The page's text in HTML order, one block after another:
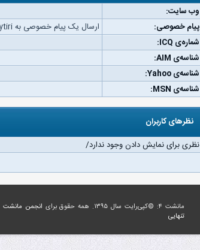
وب‌ سایت:
پیام خصوصی:
ارسال یک پیام خصوصی به neytiri.
شماره‌ی ICQ:
شناسه‌ی AIM:
شناسه‌ی Yahoo:
شناسه‌ی MSN:
نظرهای کاربران
نظری برای نمایش دادن وجود ندارد/
مانشت ۴: ©کپی‌رایت سال ۱۳۹۵. همه حقوق برای انجمن مانشت
تنهایی